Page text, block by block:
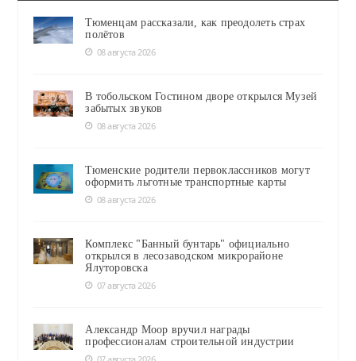
Тюменцам рассказали, как преодолеть страх
полётов
08 августа 2026
В тобольском Гостином дворе открылся Музей
забытых звуков
08 августа 2026
Тюменские родители первоклассников могут
оформить льготные транспортные карты
08 августа 2026
Комплекс "Банный бунтарь" официально
открылся в лесозаводском микрорайоне
Ялуторовска
07 августа 2026
Александр Моор вручил награды
профессионалам строительной индустрии